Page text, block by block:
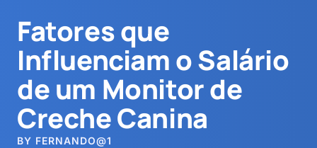
Fatores que
Influenciam o Salário
de um Monitor de
Creche Canina
BY FERNANDO@1